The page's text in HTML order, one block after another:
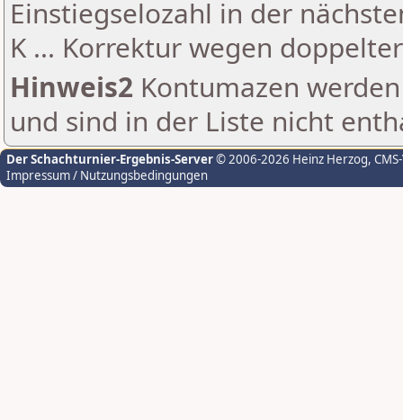
Einstiegselozahl in der
K ... Korrektur wegen
Hinweis2 Kontumazen
und sind in der Liste nicht
Der Schachturnier-Ergebnis-Server© 2006-2026 Heinz Herzog,
Impressum / Nutzungsbedingungen